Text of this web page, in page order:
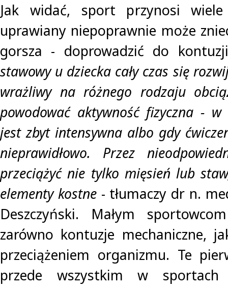
Jak widać, sport przynosi
uprawiany niepoprawnie może
gorsza - doprowadzić do
stawowy u dziecka cały czas się
wrażliwy na różnego rodzaju
powodować aktywność fizyczna - w
jest zbyt intensywna albo gdy
nieprawidłowo. Przez
przeciążyć nie tylko mięsień lub
elementy kostne- tłumaczy dr n.
Deszczyński. Małym
zarówno kontuzje mechaniczne,
przeciążeniem organizmu. Te
przede wszystkim w